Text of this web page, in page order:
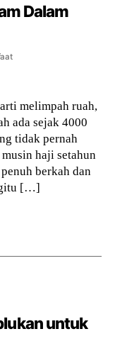
Dalam
melimpah ruah,
ada sejak 4000
tidak pernah
haji setahun
berkah dan
[…]
untuk